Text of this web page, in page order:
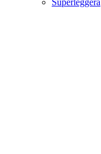
Superleggera